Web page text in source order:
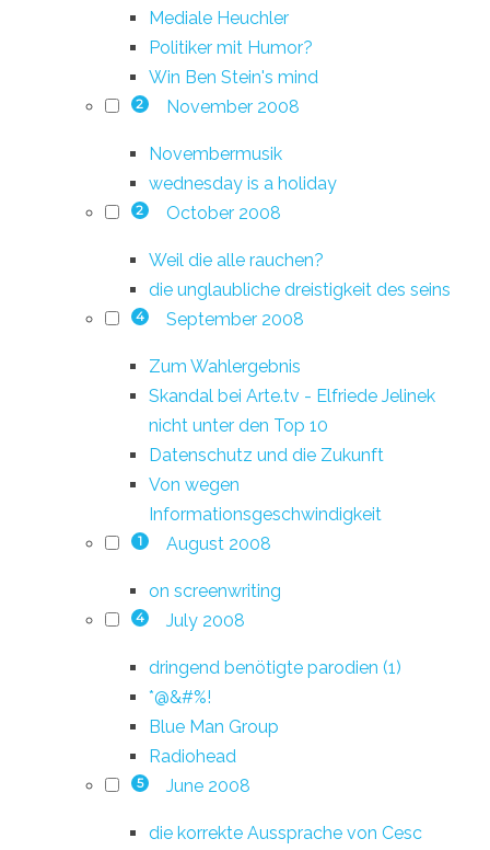
Mediale Heuchler
Politiker mit Humor?
Win Ben Stein's mind
2 November 2008
Novembermusik
wednesday is a holiday
2 October 2008
Weil die alle rauchen?
die unglaubliche dreistigkeit des seins
4 September 2008
Zum Wahlergebnis
Skandal bei Arte.tv - Elfriede Jelinek
nicht unter den Top 10
Datenschutz und die Zukunft
Von wegen
Informationsgeschwindigkeit
1 August 2008
on screenwriting
4 July 2008
dringend benötigte parodien (1)
*@&#%!
Blue Man Group
Radiohead
5 June 2008
die korrekte Aussprache von Cesc